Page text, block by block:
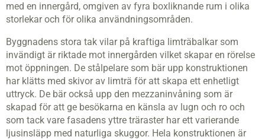
med en innergård, omgiven av fyra boxliknande rum i olika
storlekar och för olika användningsområden.
Byggnadens stora tak vilar på kraftiga limträbalkar som
invändigt är riktade mot innergården vilket skapar en rörelse
mot öppningen. De stålpelare som bär upp konstruktionen
har klätts med skivor av limträ för att skapa ett enhetligt
uttryck. De bär också upp den mezzaninvåning som är
skapad för att ge besökarna en känsla av lugn och ro och
som tack vare fasadens yttre träraster har ett varierande
ljusinsläpp med naturliga skuggor. Hela konstruktionen är